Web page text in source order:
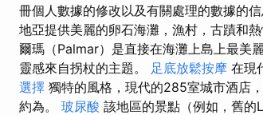
冊個人數據的修改以及有關處理的數據的信
地亞提供美麗的卵石海灘，漁村，古蹟和
爾瑪（Palmar）是直接在海灘上島上最美
靈感來自拐杖的主題。 足底放鬆按摩 在現
選擇 獨特的風格，現代的285室城市酒店
約為。 玻尿酸 該地區的景點（例如，舊的